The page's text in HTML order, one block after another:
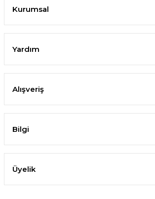
Kurumsal
Yardım
Alışveriş
Bilgi
Üyelik